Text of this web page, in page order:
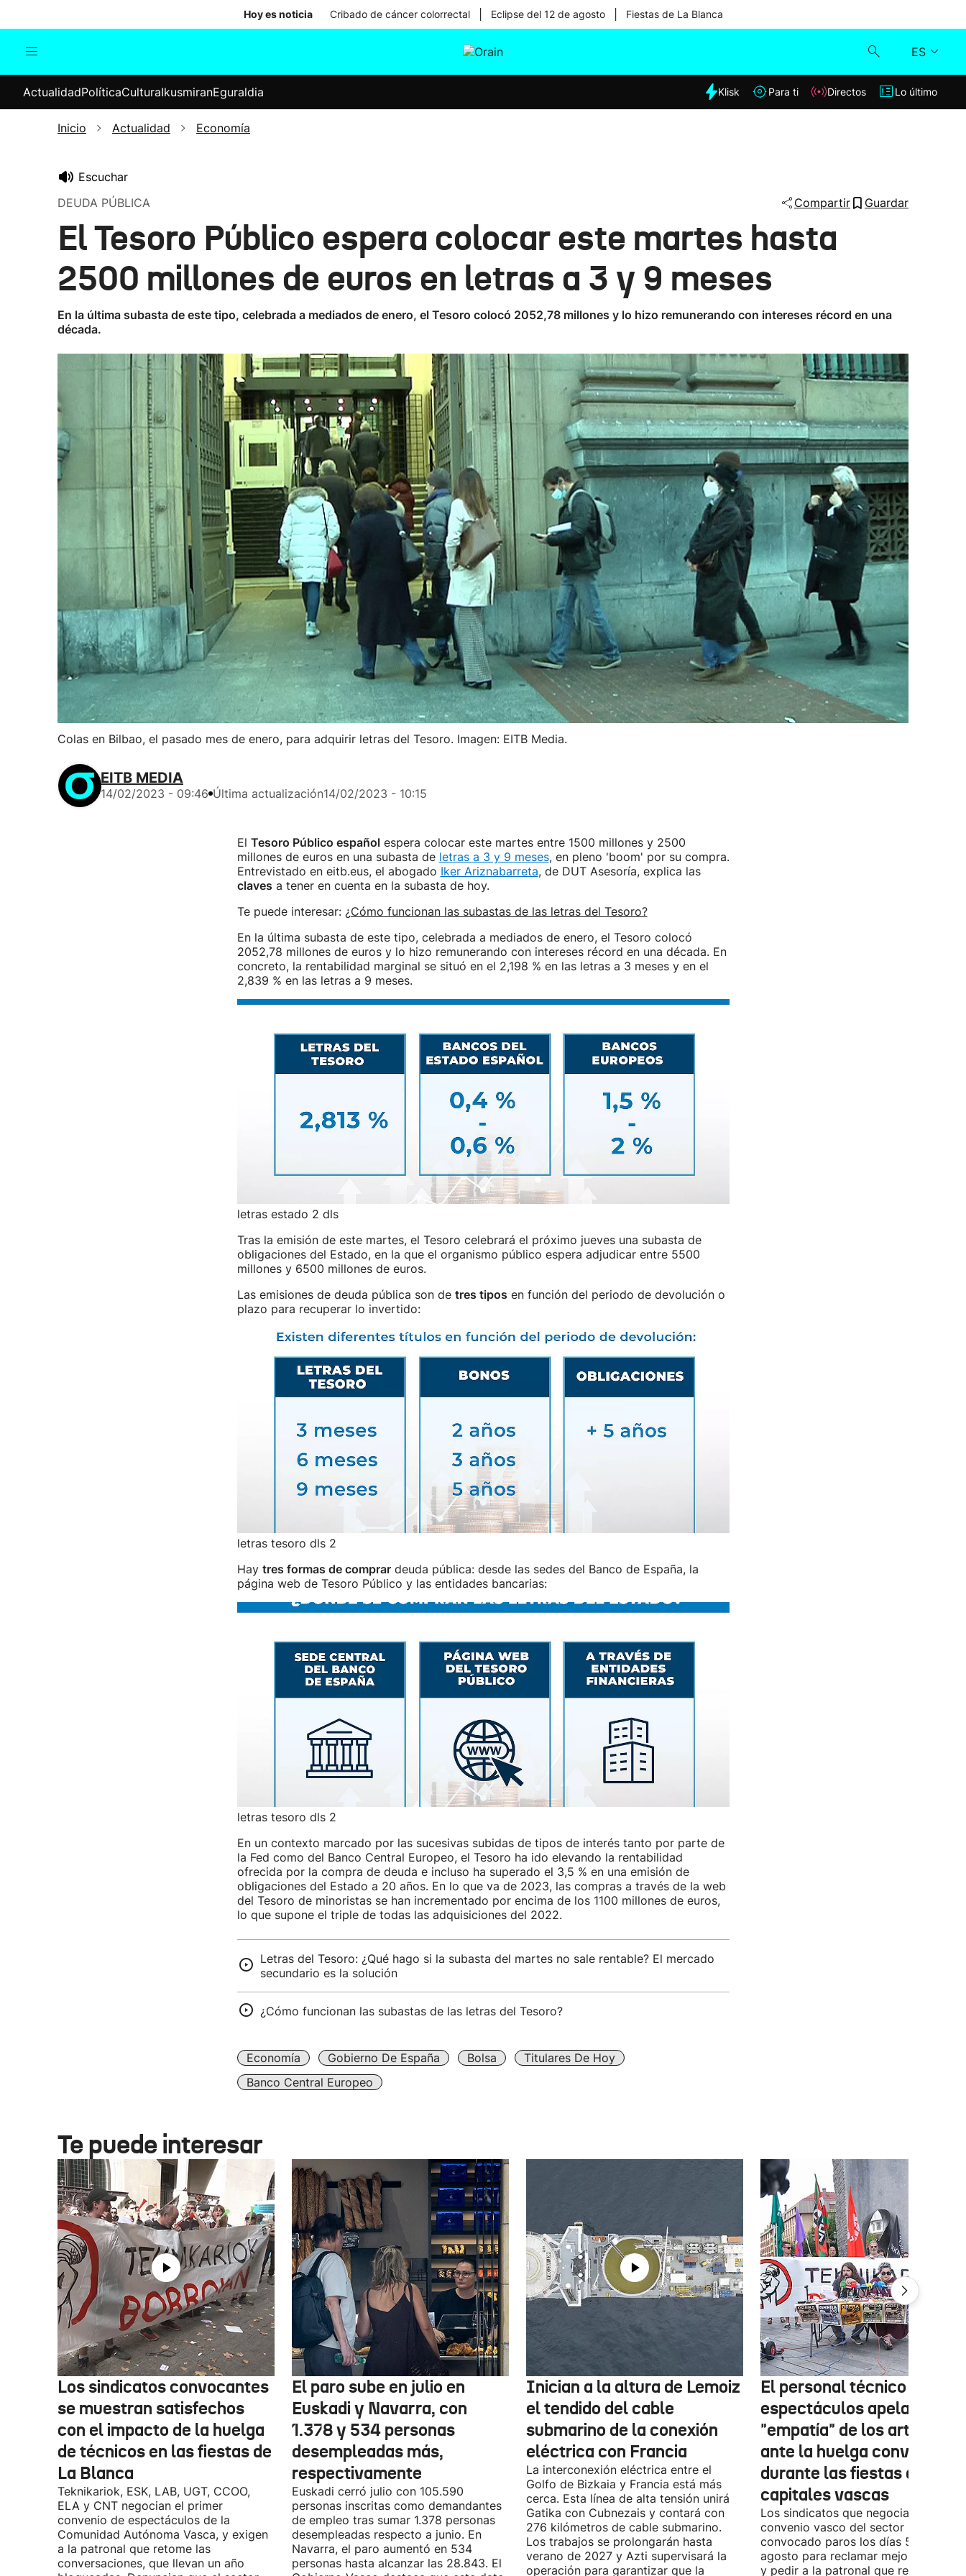
Hoy es noticia Cribado de cáncer colorrectal Eclipse del 12 de agosto Fiestas de La Blanca
ES
Internacional
Elecciones
Klisk
ActualidadPolíticaCulturaIkusmiranEguraldia Klisk Para ti Directos Lo último
Inicio Actualidad Economía
Escuchar
DEUDA PÚBLICA
Compartir Guardar
El Tesoro Público espera colocar este martes hasta
2500 millones de euros en letras a 3 y 9 meses
En la última subasta de este tipo, celebrada a mediados de enero, el Tesoro colocó 2052,78 millones y lo hizo remunerando con intereses récord en una
década.
Colas en Bilbao, el pasado mes de enero, para adquirir letras del Tesoro. Imagen: EITB Media.
EITB MEDIA
14/02/2023 - 09:46 Última actualización14/02/2023 - 10:15
El Tesoro Público españolespera colocar este martes entre 1500 millones y 2500
millones de euros en una subasta de letras a 3 y 9 meses, en pleno 'boom' por su compra.
Entrevistado en eitb.eus, el abogado Iker Ariznabarreta, de DUT Asesoría, explica las
claves a tener en cuenta en la subasta de hoy.
Te puede interesar: ¿Cómo funcionan las subastas de las letras del Tesoro?
En la última subasta de este tipo, celebrada a mediados de enero, el Tesoro colocó
2052,78 millones de euros y lo hizo remunerando con intereses récord en una década. En
concreto, la rentabilidad marginal se situó en el 2,198 % en las letras a 3 meses y en el
2,839 % en las letras a 9 meses.
letras estado 2 dls
Tras la emisión de este martes, el Tesoro celebrará el próximo jueves una subasta de
obligaciones del Estado, en la que el organismo público espera adjudicar entre 5500
millones y 6500 millones de euros.
Las emisiones de deuda pública son de tres tipos en función del periodo de devolución o
plazo para recuperar lo invertido:
letras tesoro dls 2
Hay tres formas de comprardeuda pública: desde las sedes del Banco de España, la
página web de Tesoro Público y las entidades bancarias:
letras tesoro dls 2
En un contexto marcado por las sucesivas subidas de tipos de interés tanto por parte de
la Fed como del Banco Central Europeo, el Tesoro ha ido elevando la rentabilidad
ofrecida por la compra de deuda e incluso ha superado el 3,5 % en una emisión de
obligaciones del Estado a 20 años. En lo que va de 2023, las compras a través de la web
del Tesoro de minoristas se han incrementado por encima de los 1100 millones de euros,
lo que supone el triple de todas las adquisiciones del 2022.
Letras del Tesoro: ¿Qué hago si la subasta del martes no sale rentable? El mercado
secundario es la solución
¿Cómo funcionan las subastas de las letras del Tesoro?
Economía Gobierno De España Bolsa
Titulares De Hoy
Banco Central Europeo
Te puede interesar
Los sindicatos convocantes
se muestran satisfechos
con el impacto de la huelga
de técnicos en las fiestas de
La Blanca
Teknikariok, ESK, LAB, UGT, CCOO,
ELA y CNT negocian el primer
convenio de espectáculos de la
Comunidad Autónoma Vasca, y exigen
a la patronal que retome las
conversaciones, que llevan un año
El paro sube en julio en
Euskadi y Navarra, con
1.378 y 534 personas
desempleadas más,
respectivamente
Euskadi cerró julio con 105.590
personas inscritas como demandantes
de empleo tras sumar 1.378 personas
desempleadas respecto a junio. En
Navarra, el paro aumentó en 534
personas hasta alcanzar las 28.843. El
Inician a la altura de Lemoiz
el tendido del cable
submarino de la conexión
eléctrica con Francia
La interconexión eléctrica entre el
Golfo de Bizkaia y Francia está más
cerca. Esta línea de alta tensión unirá
Gatika con Cubnezais y contará con
276 kilómetros de cable submarino.
Los trabajos se prolongarán hasta
verano de 2027 y Azti supervisará la
operación para garantizar que la
El personal técnico de
espectáculos apela a la
"empatía" de los artistas
ante la huelga convocada
durante las fiestas de las
capitales vascas
Los sindicatos que negocian el
convenio vasco del sector han
convocado paros los días 5, 14 y 26
agosto para reclamar mejoras
y pedir a la patronal que retome las